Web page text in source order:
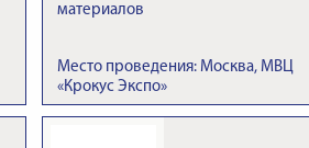
материалов
Место проведения: Москва, МВЦ
«Крокус Экспо»